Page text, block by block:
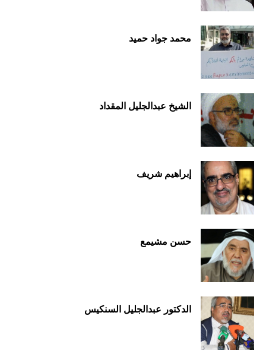
محمد جواد حميد
الشيخ عبدالجليل المقداد
إبراهيم شريف
حسن مشيمع
الدكتور عبدالجليل السنكيس